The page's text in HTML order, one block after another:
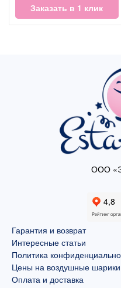
Заказать в 1 клик
ООО
Гарантия и возврат
Интересные статьи
Политика
Цены на воздушные шарики
Оплата и доставка